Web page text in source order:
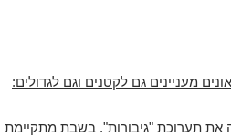
בתוכו מספר מסלולי ביקור המותאמים
לגילאים שונים החל מגיל שנתיים וחצי ועד 120. בכל מסלול/ביקור מועברים
פעיל ואקטיבי, חווים, חשים